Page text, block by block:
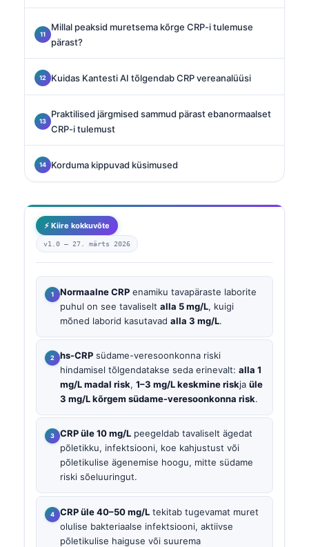
Millal peaksid muretsema kõrge CRP-i tulemuse
pärast?
Kuidas Kantesti AI tõlgendab CRP vereanalüüsi
Praktilised järgmised sammud pärast ebanormaalset
CRP-i tulemust
Korduma kippuvad küsimused
⚡ Kiire kokkuvõte
v1.0 — 27. märts 2026
Normaalne CRP enamiku tavapäraste laborite
puhul on see tavaliselt alla 5 mg/L, kuigi
mõned laborid kasutavad alla 3 mg/L.
hs-CRP südame-veresoonkonna riski
hindamisel tõlgendatakse seda erinevalt: alla 1
mg/L madal risk, 1–3 mg/L keskmine riskja üle
3 mg/L kõrgem südame-veresoonkonna risk.
CRP üle 10 mg/L peegeldab tavaliselt ägedat
põletikku, infektsiooni, koe kahjustust või
põletikulise ägenemise hoogu, mitte südame
riski sõeluuringut.
CRP üle 40–50 mg/L tekitab tugevamat muret
olulise bakteriaalse infektsiooni, aktiivse
põletikulise haiguse või suurema